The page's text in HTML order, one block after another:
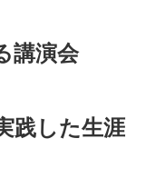
講演会
践した生涯